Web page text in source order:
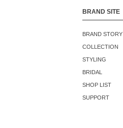
BRAND SITE
BRAND STORY
COLLECTION
STYLING
BRIDAL
SHOP LIST
SUPPORT